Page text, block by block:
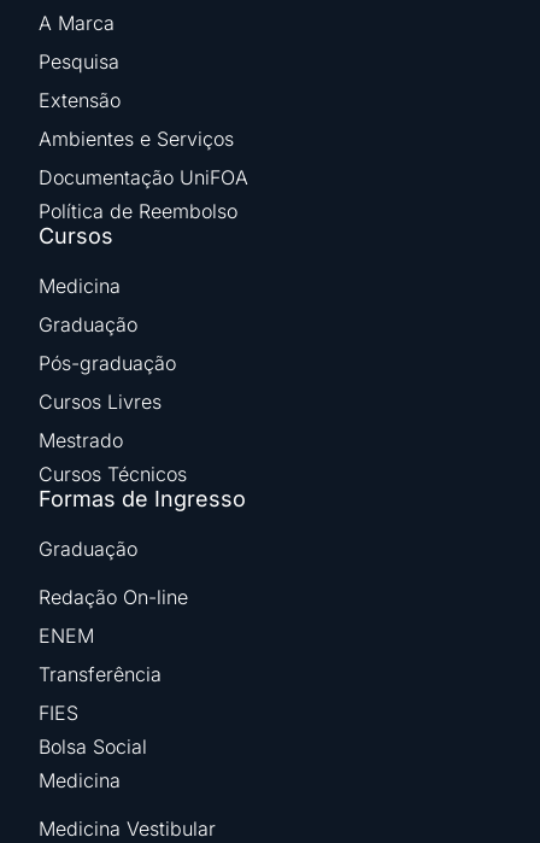
A Marca
Pesquisa
Extensão
Ambientes e Serviços
Documentação UniFOA
Política de Reembolso
Cursos
Medicina
Graduação
Pós-graduação
Cursos Livres
Mestrado
Cursos Técnicos
Formas de Ingresso
Graduação
Redação On-line
ENEM
Transferência
FIES
Bolsa Social
Medicina
Medicina Vestibular